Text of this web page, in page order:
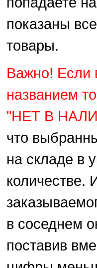
показаны
товары.
Важно! Если
названием
"НЕТ В
что
на складе в
количестве.
в соседнем
поставив